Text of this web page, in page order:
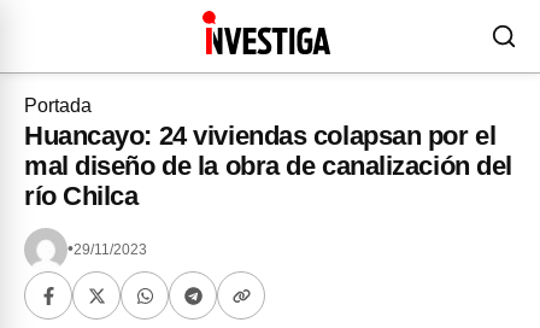
Portada
Huancayo: 24 viviendas colapsan por el
mal diseño de la obra de canalización del
río Chilca
•29/11/2023